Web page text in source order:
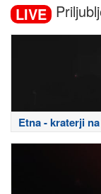
LIVE
Etna - kraterji